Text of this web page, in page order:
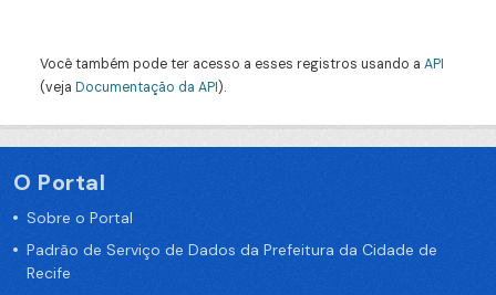
Você também pode ter acesso a esses registros usando a API
(veja Documentação da API).
O Portal
Sobre o Portal
Padrão de Serviço de Dados da Prefeitura da Cidade de
Recife